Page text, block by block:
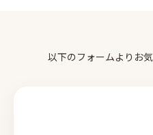
以下のフォームよりお